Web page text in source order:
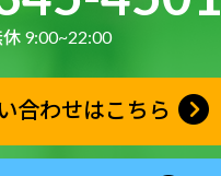
9:00~22:00
合わせはこちら